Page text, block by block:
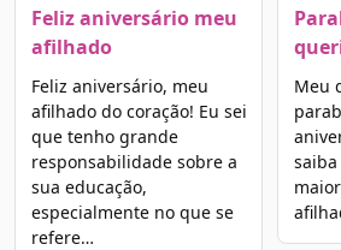
Feliz aniversário meu
afilhado
Feliz aniversário, meu
afilhado do coração! Eu sei
que tenho grande
responsabilidade sobre a
sua educação,
especialmente no que se
refere…
Meu